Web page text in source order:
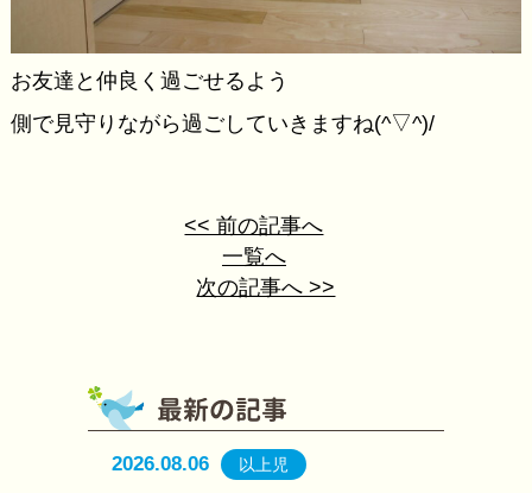
お友達と仲良く過ごせるよう
側で見守りながら過ごしていきますね(^▽^)/
<< 前の記事へ
一覧へ
次の記事へ >>
2026.08.06 以上児